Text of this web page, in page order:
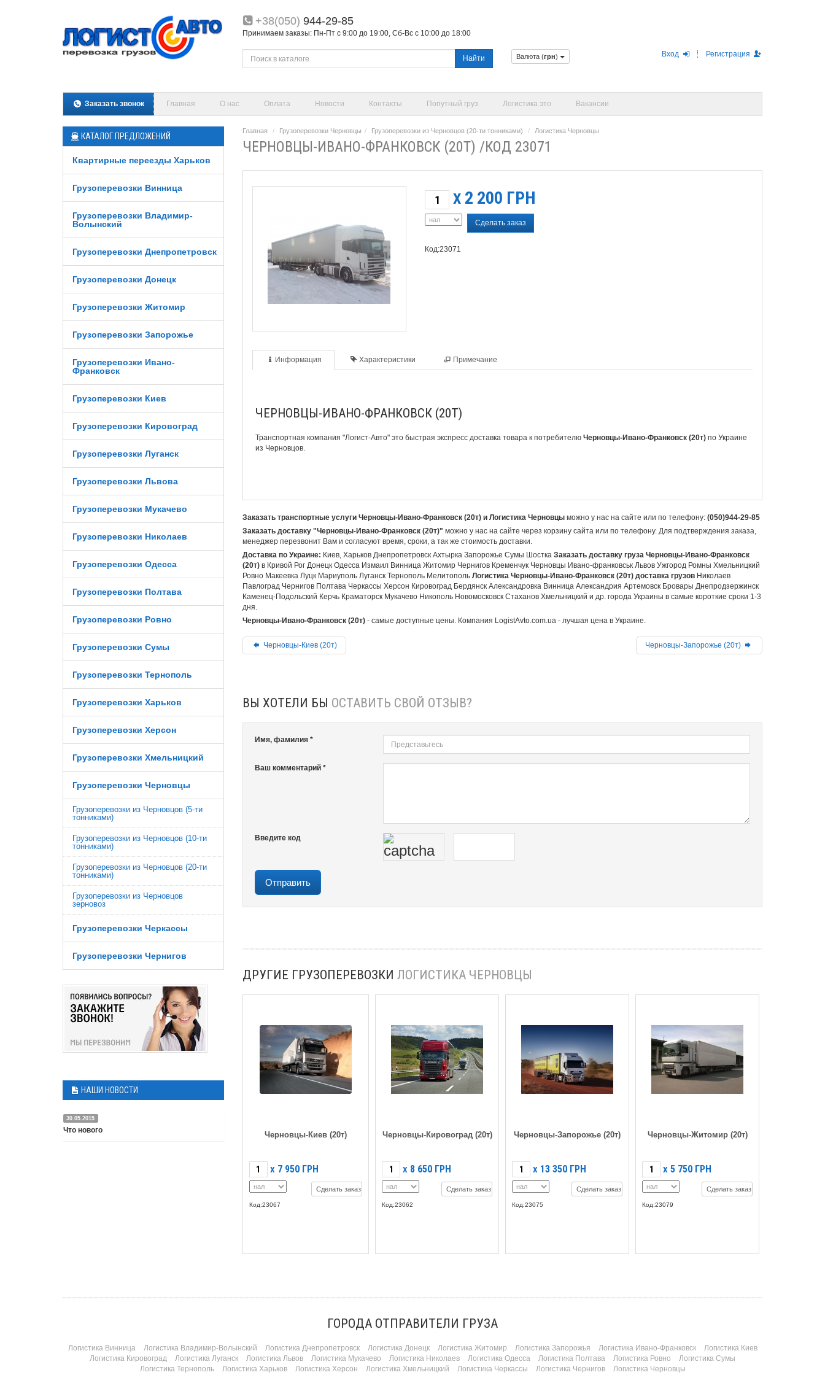
+38(050) 944-29-85
Принимаем заказы: Пн-Пт с 9:00 до 19:00, Сб-Вс с 10:00 до 18:00
Найти Вход Регистрация
Валюта (грн)
Заказать звонок Главная О нас Оплата Новости Контакты Попутный груз Логистика это Вакансии
КАТАЛОГ ПРЕДЛОЖЕНИЙ
Квартирные переезды Харьков
Грузоперевозки Винница
Грузоперевозки Владимир-
Волынский
Грузоперевозки Днепропетровск
Грузоперевозки Донецк
Грузоперевозки Житомир
Грузоперевозки Запорожье
Грузоперевозки Ивано-
Франковск
Грузоперевозки Киев
Грузоперевозки Кировоград
Грузоперевозки Луганск
Грузоперевозки Львова
Грузоперевозки Мукачево
Грузоперевозки Николаев
Грузоперевозки Одесса
Грузоперевозки Полтава
Грузоперевозки Ровно
Грузоперевозки Сумы
Грузоперевозки Тернополь
Грузоперевозки Харьков
Грузоперевозки Херсон
Грузоперевозки Хмельницкий
Грузоперевозки Черновцы
Грузоперевозки из Черновцов (5-ти
тонниками)
Грузоперевозки из Черновцов (10-ти
тонниками)
Грузоперевозки из Черновцов (20-ти
тонниками)
Грузоперевозки из Черновцов
зерновоз
Грузоперевозки Черкассы
Грузоперевозки Чернигов
НАШИ НОВОСТИ
30.05.2015
Что нового
Главная Грузоперевозки Черновцы Грузоперевозки из Черновцов (20-ти тонниками) Логистика Черновцы
ЧЕРНОВЦЫ-ИВАНО-ФРАНКОВСК (20Т) /КОД 23071
X 2 200 ГРН
Сделать заказ
Код:23071
Информация Характеристики Примечание
ЧЕРНОВЦЫ-ИВАНО-ФРАНКОВСК (20Т)
Транспортная компания "Логист-Авто" это быстрая экспресс доставка товара к потребителю Черновцы-Ивано-Франковск (20т) по Украине
из Черновцов.
Заказать транспортные услуги Черновцы-Ивано-Франковск (20т) и Логистика Черновцыможно у нас на сайте или по телефону: (050)944-29-85
Заказать доставку "Черновцы-Ивано-Франковск (20т)" можно у нас на сайте через корзину сайта или по телефону. Для подтверждения заказа,
менеджер перезвонит Вам и согласуют время, сроки, а так же стоимость доставки.
Доставка по Украине: Киев, Харьков Днепропетровск Ахтырка Запорожье Сумы Шостка Заказать доставку груза Черновцы-Ивано-Франковск
(20т)в Кривой Рог Донецк Одесса Измаил Винница Житомир Чернигов Кременчук Черновцы Ивано-франковськ Львов Ужгород Ромны Хмельницкий
Ровно Макеевка Луцк Мариуполь Луганск Тернополь Мелитополь Логистика Черновцы-Ивано-Франковск (20т) доставка грузовНиколаев
Павлоград Чернигов Полтава Черкассы Херсон Кировоград Бердянск Александровка Винница Александрия Артемовск Бровары Днепродзержинск
Каменец-Подольский Керчь Краматорск Мукачево Никополь Новомосковск Стаханов Хмельницкий и др. города Украины в самые короткие сроки 1-3
дня.
Черновцы-Ивано-Франковск (20т)- самые доступные цены. Компания LogistAvto.com.ua - лучшая цена в Украине.
Черновцы-Киев (20т) Черновцы-Запорожье (20т)
ВЫ ХОТЕЛИ БЫ ОСТАВИТЬ СВОЙ ОТЗЫВ?
Имя, фамилия *
Ваш комментарий *
Введите код
ДРУГИЕ ГРУЗОПЕРЕВОЗКИ ЛОГИСТИКА ЧЕРНОВЦЫ
Черновцы-Киев (20т)
X 7 950 ГРН
Сделать заказ
Код:23067
Черновцы-Кировоград (20т)
X 8 650 ГРН
Сделать заказ
Код:23062
Черновцы-Запорожье (20т)
X 13 350 ГРН
Сделать заказ
Код:23075
Черновцы-Житомир (20т)
X 5 750 ГРН
Сделать заказ
Код:23079
ГОРОДА ОТПРАВИТЕЛИ ГРУЗА
Логистика Винница Логистика Владимир-Волынский Логистика Днепропетровск Логистика Донецк Логистика Житомир Логистика Запорожья Логистика Ивано-Франковск
Логистика Киев
Логистика Кировоград
Логистика Луганск Логистика Львов Логистика Мукачево Логистика Николаев Логистика Одесса Логистика Полтава Логистика Ровно
Логистика Сумы
Логистика Тернополь
Логистика Харьков Логистика Херсон Логистика Хмельницкий Логистика Черкассы Логистика Чернигов Логистика Черновцы